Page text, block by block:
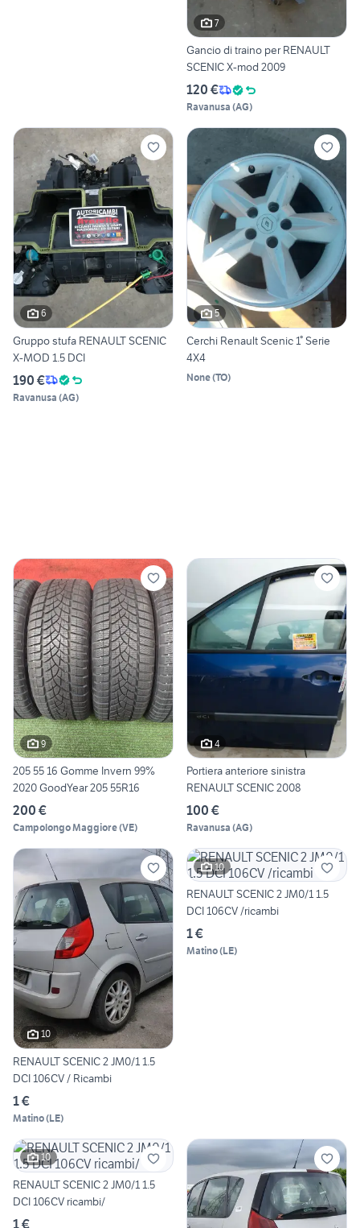
7
Gancio di traino per RENAULT
SCENIC X-mod 2009
120 €
Ravanusa (AG)
6
Gruppo stufa RENAULT SCENIC
X-MOD 1.5 DCI
190 €
Ravanusa (AG)
5
Cerchi Renault Scenic 1° Serie
4X4
None(TO)
9
205 55 16 Gomme Invern 99%
2020 GoodYear 205 55R16
200 €
Campolongo Maggiore(VE)
4
Portiera anteriore sinistra
RENAULT SCENIC 2008
100 €
Ravanusa (AG)
10
RENAULT SCENIC 2 JM0/1 1.5
DCI 106CV / Ricambi
1 €
Matino(LE)
10
RENAULT SCENIC 2 JM0/1 1.5
DCI 106CV /ricambi
1 €
Matino(LE)
10
RENAULT SCENIC 2 JM0/1 1.5
DCI 106CV ricambi/
1 €